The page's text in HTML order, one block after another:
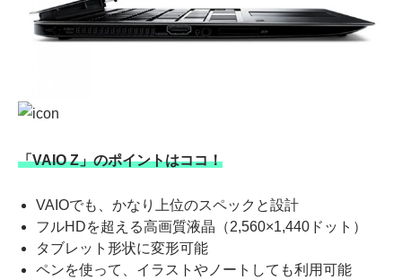
「VAIO Z」のポイントはココ！
VAIOでも、かなり上位のスペックと設計
フルHDを超える高画質液晶（2,560×1,440ドット）
タブレット形状に変形可能
ペンを使って、イラストやノートしても利用可能